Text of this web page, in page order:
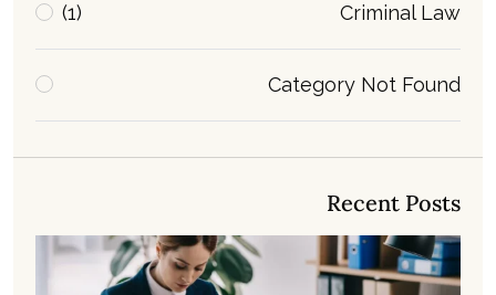
Criminal Law
(1)
Category Not Found
Recent Posts